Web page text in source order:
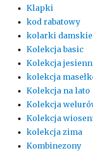
Klapki
kod rabatowy
kolarki damskie
Kolekcja basic
Kolekcja
kolekcja
Kolekcja na lato
Kolekcja
Kolekcja
kolekcja zima
Kombinezony